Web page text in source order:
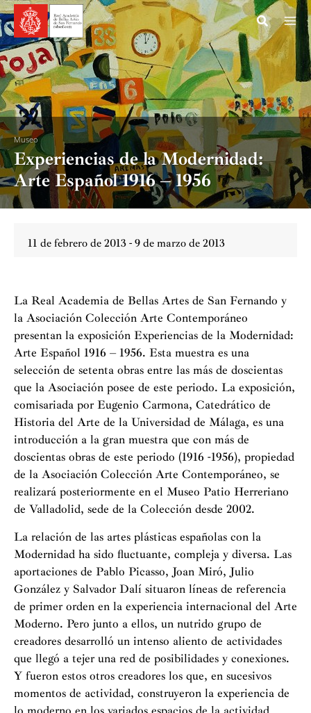
Ir
al
contenido
Museo
Experiencias de la Modernidad:
Arte Español 1916 – 1956
11 de febrero de 2013 - 9 de marzo de 2013
La Real Academia de Bellas Artes de San Fernando y
la Asociación Colección Arte Contemporáneo
presentan la exposición Experiencias de la Modernidad:
Arte Español 1916 – 1956. Esta muestra es una
selección de setenta obras entre las más de doscientas
que la Asociación posee de este periodo. La exposición,
comisariada por Eugenio Carmona, Catedrático de
Historia del Arte de la Universidad de Málaga, es una
introducción a la gran muestra que con más de
doscientas obras de este periodo (1916 -1956), propiedad
de la Asociación Colección Arte Contemporáneo, se
realizará posteriormente en el Museo Patio Herreriano
de Valladolid, sede de la Colección desde 2002.
La relación de las artes plásticas españolas con la
Modernidad ha sido fluctuante, compleja y diversa. Las
aportaciones de Pablo Picasso, Joan Miró, Julio
González y Salvador Dalí situaron líneas de referencia
de primer orden en la experiencia internacional del Arte
Moderno. Pero junto a ellos, un nutrido grupo de
creadores desarrolló un intenso aliento de actividades
que llegó a tejer una red de posibilidades y conexiones.
Y fueron estos otros creadores los que, en sucesivos
momentos de actividad, construyeron la experiencia de